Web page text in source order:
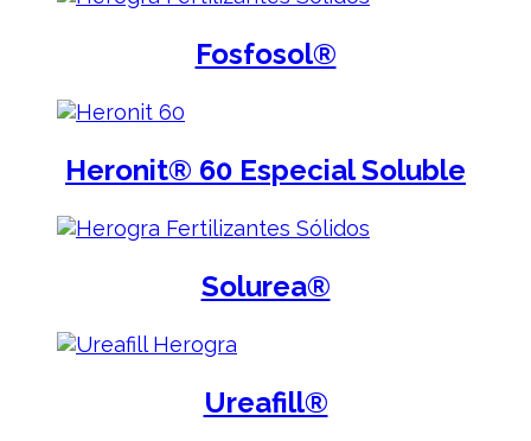
Fosfosol®
Heronit® 60 Especial Soluble
Solurea®
Ureafill®